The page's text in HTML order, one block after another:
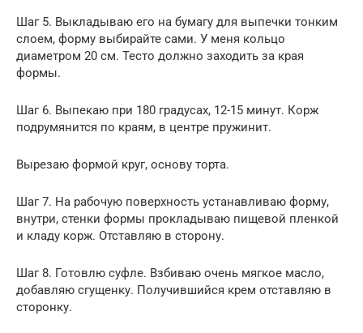
Шаг 5. Выкладываю его на бумагу для выпечки тонким
слоем, форму выбирайте сами. У меня кольцо
диаметром 20 см. Тесто должно заходить за края
формы.
Шаг 6. Выпекаю при 180 градусах, 12-15 минут. Корж
подрумянится по краям, в центре пружинит.
Вырезаю формой круг, основу торта.
Шаг 7. На рабочую поверхность устанавливаю форму,
внутри, стенки формы прокладываю пищевой пленкой
и кладу корж. Отставляю в сторону.
Шаг 8. Готовлю суфле. Взбиваю очень мягкое масло,
добавляю сгущенку. Получившийся крем отставляю в
сторонку.